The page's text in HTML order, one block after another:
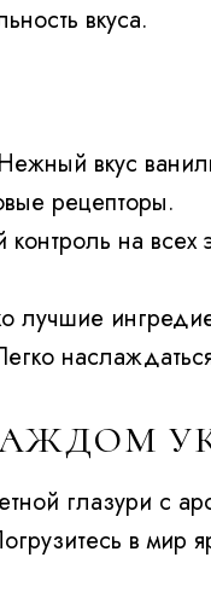
вкуса.
вкус
рецепторы.
контроль на всех
лучшие
глазури
в